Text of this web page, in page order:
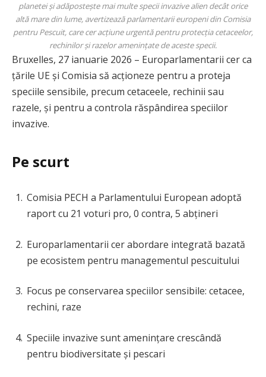
planetei și adăpostește mai multe specii invazive alien decât orice
altă mare din lume, avertizează parlamentarii europeni din Comisia
pentru Pescuit, care cer acțiune urgentă pentru protecția cetaceelor,
rechinilor și razelor amenințate de aceste specii.
Bruxelles, 27 ianuarie 2026 – Europarlamentarii cer ca
țările UE și Comisia să acționeze pentru a proteja
speciile sensibile, precum cetaceele, rechinii sau
razele, și pentru a controla răspândirea speciilor
invazive.
Pe scurt
Comisia PECH a Parlamentului European adoptă
raport cu 21 voturi pro, 0 contra, 5 abțineri
Europarlamentarii cer abordare integrată bazată
pe ecosistem pentru managementul pescuitului
Focus pe conservarea speciilor sensibile: cetacee,
rechini, raze
Speciile invazive sunt amenințare crescândă
pentru biodiversitate și pescari